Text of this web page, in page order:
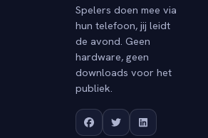
Spelers doen mee via
hun telefoon, jij leidt
de avond. Geen
hardware, geen
downloads voor het
publiek.